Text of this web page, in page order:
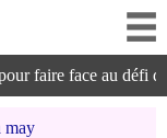
faire face au défi
may